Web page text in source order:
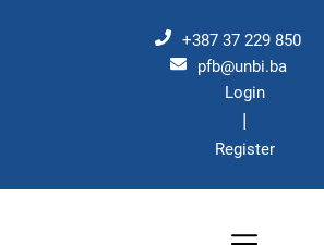
+387 37 229 850
pfb@unbi.ba
Login
|
Register